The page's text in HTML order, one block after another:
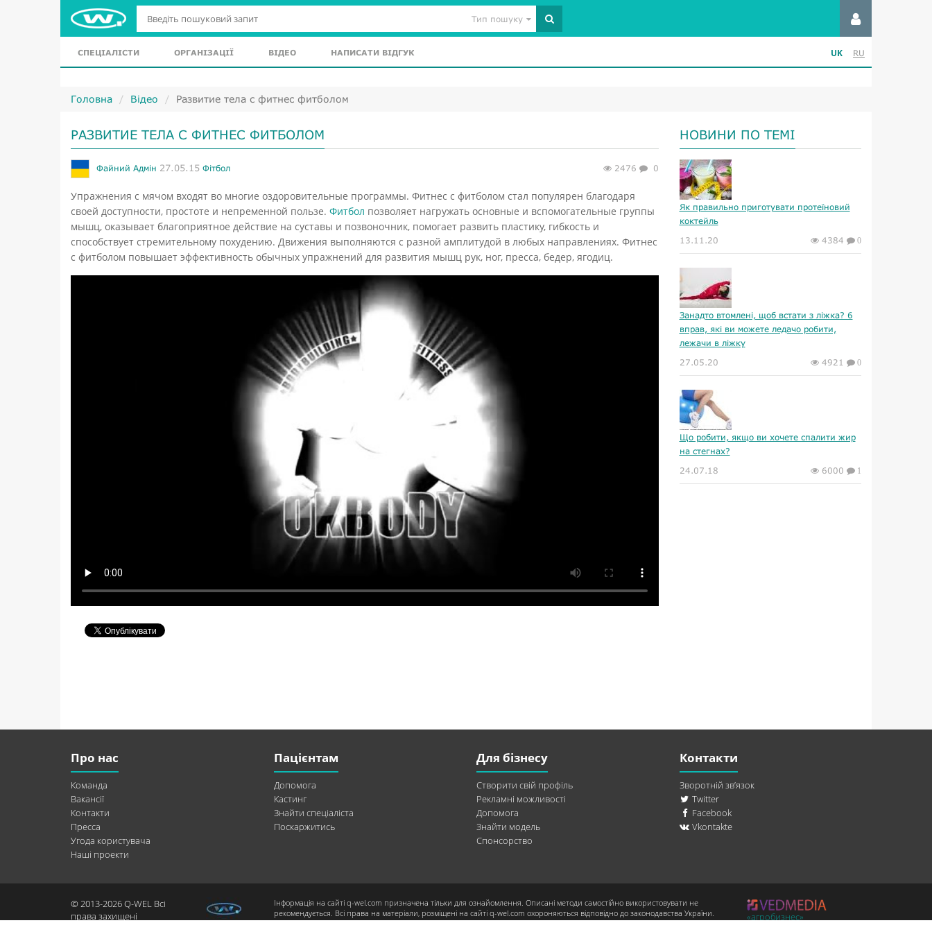
Тип пошуку
СПЕЦІАЛІСТИ ОРГАНІЗАЦІЇ ВІДЕО НАПИСАТИ ВІДГУК UK RU
Головна Відео Развитие тела с фитнес фитболом
РАЗВИТИЕ ТЕЛА С ФИТНЕС ФИТБОЛОМ
Файний Адмін 27.05.15 Фітбол 2476 0
Упражнения с мячом входят во многие оздоровительные программы. Фитнес с фитболом стал популярен благодаря
своей доступности, простоте и непременной пользе. Фитбол позволяет нагружать основные и вспомогательные группы
мышц, оказывает благоприятное действие на суставы и позвоночник, помогает развить пластику, гибкость и
способствует стремительному похудению. Движения выполняются с разной амплитудой в любых направлениях. Фитнес
с фитболом повышает эффективность обычных упражнений для развития мышц рук, ног, пресса, бедер, ягодиц.
НОВИНИ ПО ТЕМІ
Як правильно приготувати протеїновий
коктейль
13.11.20
4384 0
Занадто втомлені, щоб встати з ліжка? 6
вправ, які ви можете ледачо робити,
лежачи в ліжку
27.05.20
4921 0
Що робити, якщо ви хочете спалити жир
на стегнах?
24.07.18
6000 1
Про нас
Команда
Вакансії
Контакти
Пресса
Угода користувача
Наші проекти
Пацієнтам
Допомога
Кастинг
Знайти спеціаліста
Поскаржитись
Для бізнесу
Створити свій профіль
Рекламні можливості
Допомога
Знайти модель
Спонсорство
Контакти
Зворотній зв’язок
Twitter
Facebook
Vkontakte
© 2013-2026 Q-WEL Всі
права захищені
Інформація на сайті q-wel.com призначена тільки для ознайомлення. Описані методи самостійно використовувати не
рекомендується. Всі права на матеріали, розміщені на сайті q-wel.com охороняються відповідно до законодавства України.
«агробизнес»